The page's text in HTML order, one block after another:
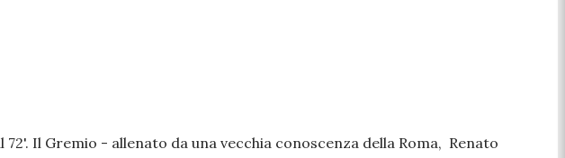
Il Gremio - allenato da una vecchia conoscenza della Roma, Renato